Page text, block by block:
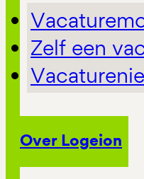
Zelf een
Over Logeion